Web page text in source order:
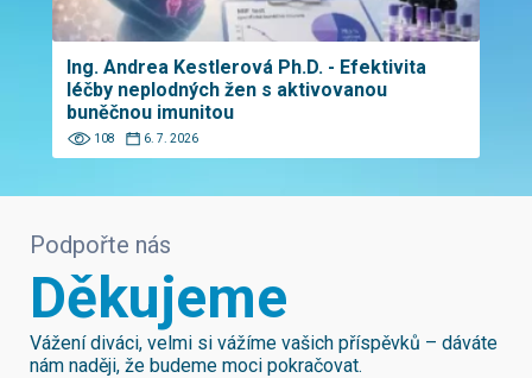
Ing. Andrea Kestlerová Ph.D. - Efektivita
léčby neplodných žen s aktivovanou
buněčnou imunitou
108 6. 7. 2026
Podpořte nás
Děkujeme
Vážení diváci, velmi si vážíme vašich příspěvků – dáváte
nám naději, že budeme moci pokračovat.